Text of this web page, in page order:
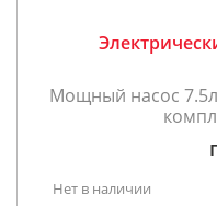
Мощный насос
Нет в наличии